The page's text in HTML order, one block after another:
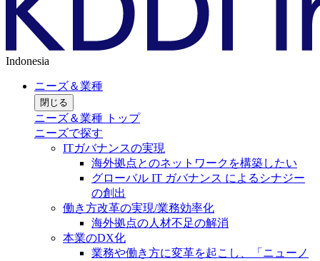
Indonesia
ニーズ＆業種
閉じる
ニーズ＆業種 トップ
ニーズで探す
ITガバナンスの実現
海外拠点とのネットワークを構築したい
グローバル IT ガバナンス によるシナジー
の創出
働き方改革の実現/業務効率化
海外拠点の人材不足の解消
本業のDX化
業務や働き方に変革を起こし、「ニューノ